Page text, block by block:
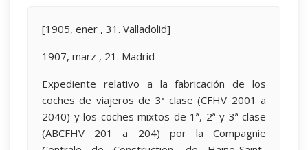
[1905, ener , 31. Valladolid]
1907, marz , 21. Madrid
Expediente relativo a la fabricación de los
coches de viajeros de 3ª clase (CFHV 2001 a
2040) y los coches mixtos de 1ª, 2ª y 3ª clase
(ABCFHV 201 a 204) por la Compagnie